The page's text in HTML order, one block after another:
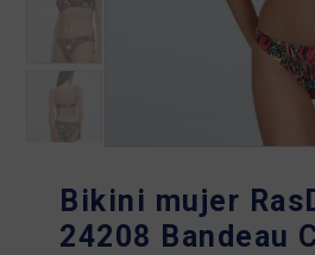
Bikini mujer
24208 Bandeau